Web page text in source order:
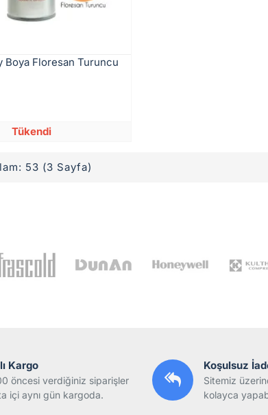
Boya Floresan Turuncu
Tükendi
53 (3 Sayfa)
Kargo
öncesi verdiğiniz siparişler
içi aynı gün kargoda.
Koşulsuz
Sitemiz
kolayca